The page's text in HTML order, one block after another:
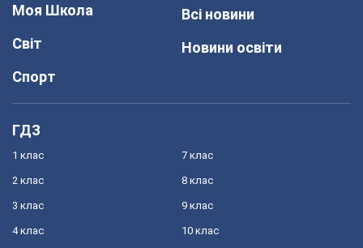
Моя Школа
Світ
Спорт
Всі новини
Новини освіти
ГДЗ
1 клас
2 клас
3 клас
4 клас
7 клас
8 клас
9 клас
10 клас